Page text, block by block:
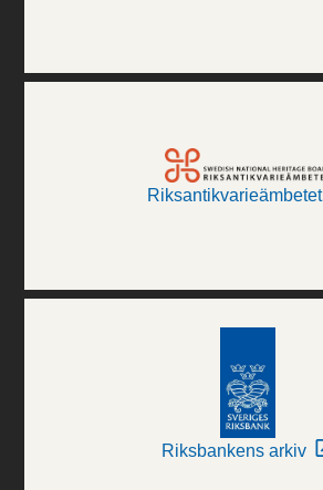
Riksantikvarieämbetet
Riksbankens arkiv